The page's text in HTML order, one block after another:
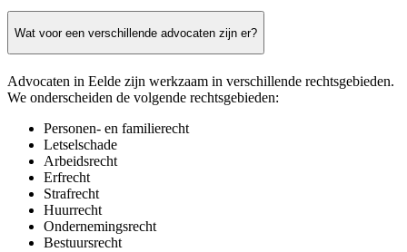
Wat voor een verschillende advocaten zijn er?
Advocaten in Eelde zijn werkzaam in verschillende rechtsgebieden.
We onderscheiden de volgende rechtsgebieden:
Personen- en familierecht
Letselschade
Arbeidsrecht
Erfrecht
Strafrecht
Huurrecht
Ondernemingsrecht
Bestuursrecht